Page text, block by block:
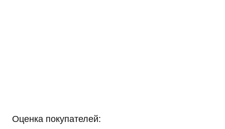
Оценка покупателей: